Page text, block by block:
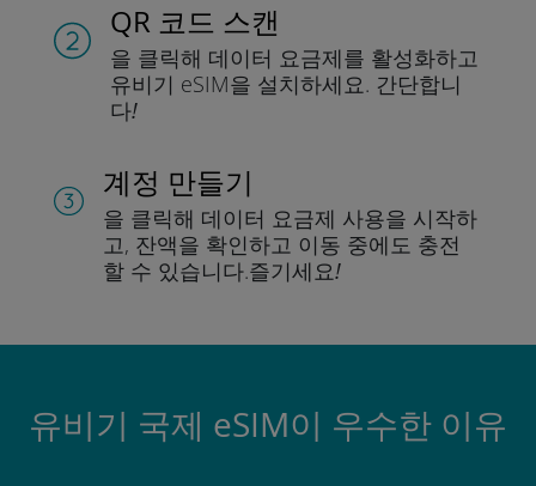
QR 코드 스캔
을 클릭해 데이터 요금제를 활성화하고
유비기 eSIM을 설치하세요. 간단합니
다!
계정 만들기
을 클릭해 데이터 요금제 사용을 시작하
고, 잔액을 확인하고 이동 중에도 충전
할 수 있습니다.즐기세요!
유비기 국제 eSIM이 우수한 이유